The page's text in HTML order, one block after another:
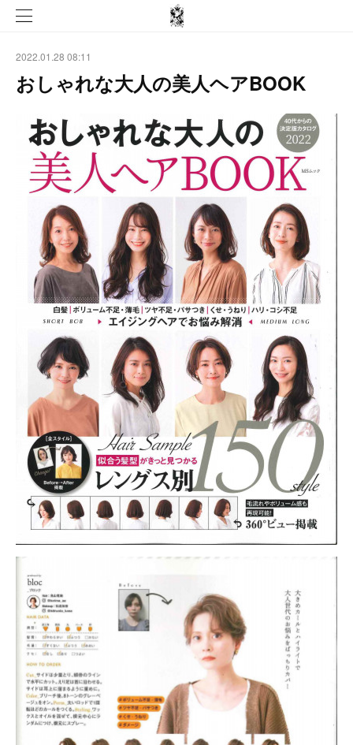
2022.01.28 08:11
おしゃれな大人の美人ヘアBOOK